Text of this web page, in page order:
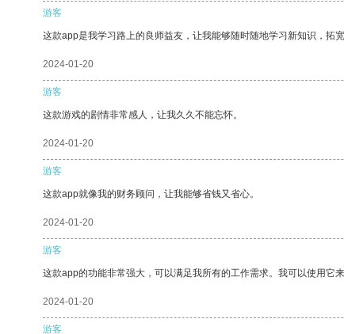
游客
这款app是我学习路上的良师益友，让我能够随时随地学习新知识，拓宽
2024-01-20
游客
这款游戏的剧情非常感人，让我久久不能忘怀。
2024-01-20
游客
这款app就像我的财务顾问，让我能够省钱又省心。
2024-01-20
游客
这款app的功能非常强大，可以满足我所有的工作需求。我可以使用它
2024-01-20
游客